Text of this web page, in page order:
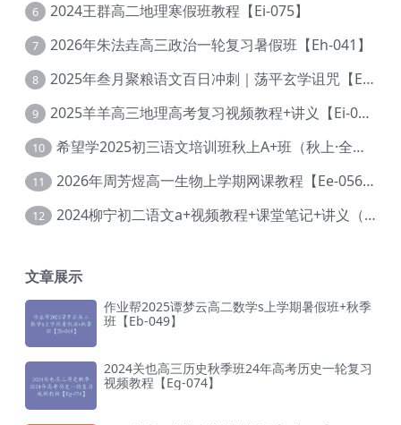
6 2024王群高二地理寒假班教程【Ei-075】
7 2026年朱法垚高三政治一轮复习暑假班【Eh-041】
8 2025年叁月聚粮语文百日冲刺｜荡平玄学诅咒【Ea-001】
9 2025羊羊高三地理高考复习视频教程+讲义【Ei-051】
10 希望学2025初三语文培训班秋上A+班（秋上·全国版·A+）【Da-031】
11 2026年周芳煜高一生物上学期网课教程【Ee-056】
12 2024柳宁初二语文a+视频教程+课堂笔记+讲义（暑假班+秋季班）【Da-003】
文章展示
作业帮2025谭梦云高二数学s上学期暑假班+秋季
班【Eb-049】
2024关也高三历史秋季班24年高考历史一轮复习
视频教程【Eg-074】